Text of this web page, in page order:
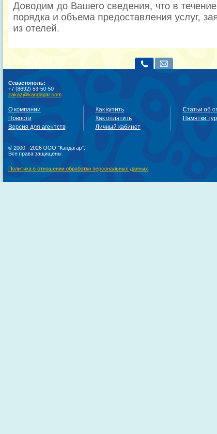
Доводим до Вашего сведения, что в
порядка и объема предоставления услуг,
из отелей.
Севастополь:
+7 (8692) 53-50-50
zakaz@kandagar.com
О компании
Новости
Версия для агентств
Как купить
Как оплатить
Личный кабинет
Статьи об
Памятки
© 2000 - 2026 ООО "Кандагар".
Все права защищены.
Политика в отношении обработки персональных данных